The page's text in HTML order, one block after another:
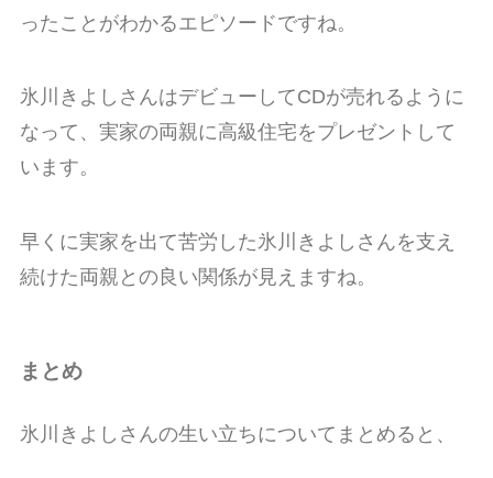
ったことがわかるエピソードですね。
氷川きよしさんはデビューしてCDが売れるように
なって、実家の両親に高級住宅をプレゼントして
います。
早くに実家を出て苦労した氷川きよしさんを支え
続けた両親との良い関係が見えますね。
まとめ
氷川きよしさんの生い立ちについてまとめると、